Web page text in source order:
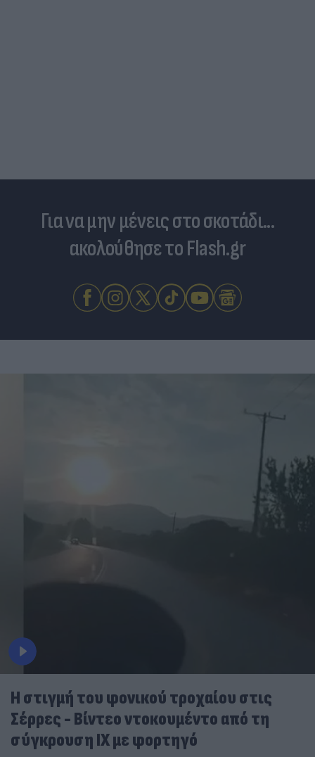
Για να μην μένεις στο σκοτάδι...
ακολούθησε το Flash.gr
Η στιγμή του φονικού τροχαίου στις
Σέρρες - Βίντεο ντοκουμέντο από τη
σύγκρουση ΙΧ με φορτηγό